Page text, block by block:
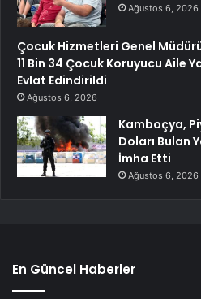
Ağustos 6, 2026
Çocuk Hizmetleri Genel
11 Bin 34 Çocuk Koruyucu Aile
Evlat Edindirildi
Ağustos 6, 2026
Kamboçya,
Doları Bulan
İmha Etti
Ağustos 6, 2026
En Güncel Haberler